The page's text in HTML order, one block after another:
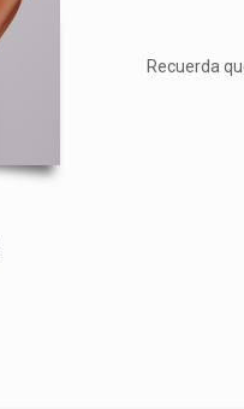
Recuerda